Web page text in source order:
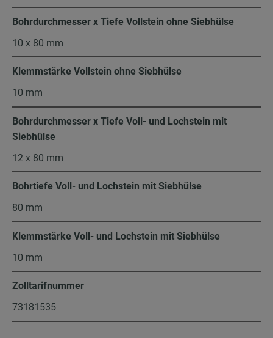
Bohrdurchmesser x Tiefe Vollstein ohne Siebhülse
10 x 80 mm
Klemmstärke Vollstein ohne Siebhülse
10 mm
Bohrdurchmesser x Tiefe Voll- und Lochstein mit
Siebhülse
12 x 80 mm
Bohrtiefe Voll- und Lochstein mit Siebhülse
80 mm
Klemmstärke Voll- und Lochstein mit Siebhülse
10 mm
Zolltarifnummer
73181535